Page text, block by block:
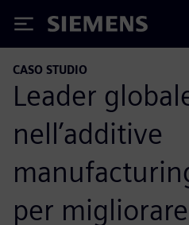
Siemens
CASO STUDIO
Leader
nell’additive
per